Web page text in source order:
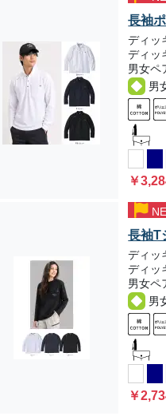
長袖
ディッ
ディッ
男女ペ
男
￥
長袖T
ディッ
ディッ
男女ペ
男
￥